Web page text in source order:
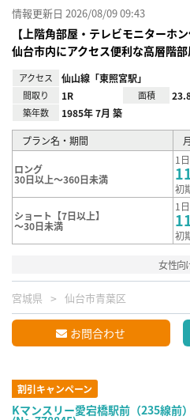
情報更新日 2026/08/09 09:43
【上階角部屋・テレビモニターホ
仙台市内にアクセス便利な高層階部
アクセス 仙山線「東照宮駅」
間取り 1R 面積
築年数 1985年 7月 築
プラン名・期間
ロング
30日以上～360日未満
1
初
ショート【7日以上】
～30日未満
1
初
女性向
宮城県 仙台市青葉区
お問合わせ
割引キャンペーン
Kマンスリー愛宕橋駅前（235線前